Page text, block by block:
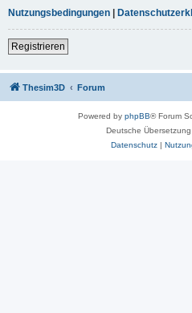
Nutzungsbedingungen
Registrieren
Thesim3D Forum
Powered by phpBB® Forum
Deutsche
Datenschutz|